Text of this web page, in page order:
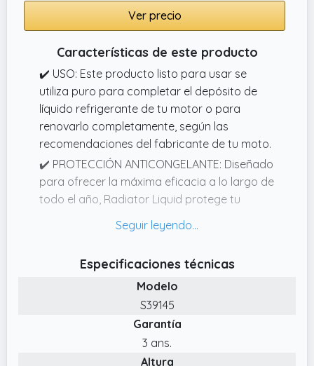
Ver precio
Características de este producto
✔️ USO: Este producto listo para usar se
utiliza puro para completar el depósito de
líquido refrigerante de tu motor o para
renovarlo completamente, según las
recomendaciones del fabricante de tu moto.
✔️ PROTECCIÓN ANTICONGELANTE: Diseñado
para ofrecer la máxima eficacia a lo largo de
todo el año, Radiator Liquid protege tu
garantizadas hasta 36 °C.
RENDIMIENTO: Radiator Liquid es un líquido
refrigerante para moto que garantiza una
reducción óptima de la temperatura del
motor, incluso en condiciones de calor
✔️ TECNOLOGÍA ANTICORROSIÓN: Radiator
Especificaciones técnicas
Modelo
S39145
Garantía
3 ans.
Altura